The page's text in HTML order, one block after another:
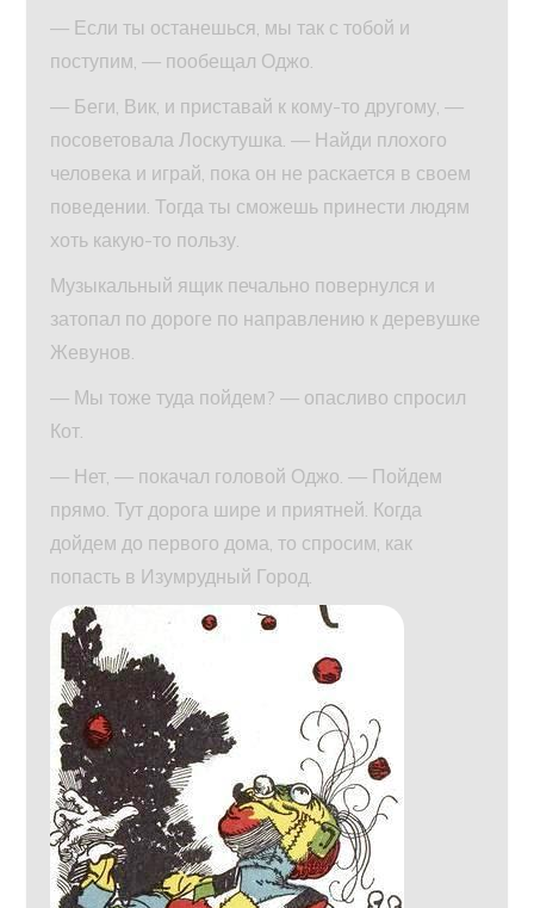
— Если ты останешься, мы так с тобой и
поступим, — пообещал Оджо.
— Беги, Вик, и приставай к кому-то другому, —
посоветовала Лоскутушка. — Найди плохого
человека и играй, пока он не раскается в своем
поведении. Тогда ты сможешь принести людям
хоть какую-то пользу.
Музыкальный ящик печально повернулся и
затопал по дороге по направлению к деревушке
Жевунов.
— Мы тоже туда пойдем? — опасливо спросил
Кот.
— Нет, — покачал головой Оджо. — Пойдем
прямо. Тут дорога шире и приятней. Когда
дойдем до первого дома, то спросим, как
попасть в Изумрудный Город.